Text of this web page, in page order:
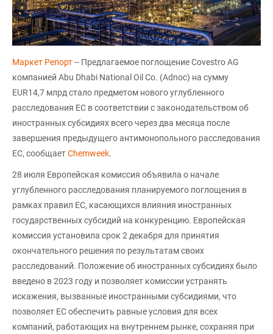
Маркет Репорт-- Предлагаемое поглощение Covestro AG
компанией Abu Dhabi National Oil Co. (Adnoc) на сумму
EUR14,7 млрд стало предметом нового углубленного
расследования ЕС в соответствии с законодательством об
иностранных субсидиях всего через два месяца после
завершения предыдущего антимонопольного расследования
ЕС, сообщаетChemweek.
28 июля Европейская комиссия объявила о начале
углубленного расследования планируемого поглощения в
рамках правил ЕС, касающихся влияния иностранных
государственных субсидий на конкуренцию. Европейская
комиссия установила срок 2 декабря для принятия
окончательного решения по результатам своих
расследований. Положение об иностранных субсидиях было
введено в 2023 году и позволяет комиссии устранять
искажения, вызванные иностранными субсидиями, что
позволяет ЕС обеспечить равные условия для всех
компаний, работающих на внутреннем рынке, сохраняя при